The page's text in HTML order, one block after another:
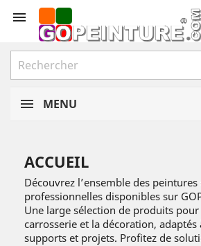

MENU
ACCUEIL
Découvrez l’ensemble des
professionnelles disponibles sur
Une large sélection de produits
carrosserie et la décoration, adaptés
supports et projets. Profitez de